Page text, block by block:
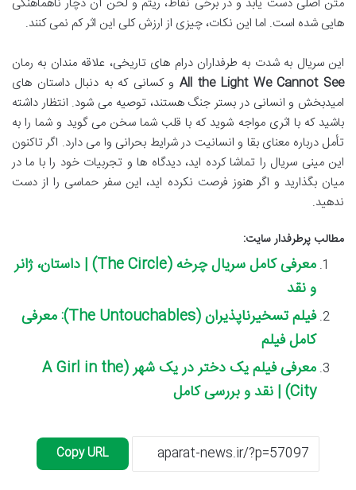
هایی شده است. اما این نکات، چیزی از ارزش کلی این اثر کم نمی کنند.
این سریال به شدت به طرفداران درام های تاریخی، علاقه مندان به رمان
All the Light We Cannot Seeو کسانی که به دنبال داستان های
امیدبخش و انسانی در بستر جنگ هستند، توصیه می شود. انتظار داشته
باشید که با اثری مواجه شوید که با قلب شما سخن می گوید و شما را به
تأمل درباره معنای بقا و انسانیت در شرایط بحرانی وا می دارد. اگر تاکنون
این مینی سریال را تماشا کرده اید، دیدگاه ها و تجربیات خود را با ما در
میان بگذارید و اگر هنوز فرصت نکرده اید، این سفر حماسی را از دست
ندهید.
مطالب پرطرفدار سایت:
معرفی کامل سریال چرخه (The Circle) | داستان، ژانر
و نقد
فیلم تسخیرناپذیران (The Untouchables): معرفی
کامل فیلم
معرفی فیلم یک دختر در یک شهر (A Girl in the
City) | نقد و بررسی کامل
Copy URL